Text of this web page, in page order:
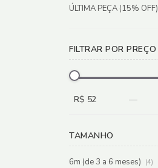
ÚLTIMA PEÇA (15% OFF)
FILTRAR POR PREÇO
R$ 52 —
TAMANHO
6m (de 3 a 6 meses) (4)